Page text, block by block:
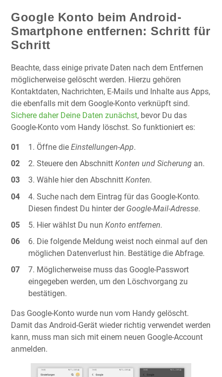
Google Konto beim Android-
Smartphone entfernen: Schritt für
Schritt
Beachte, dass einige private Daten nach dem Entfernen
möglicherweise gelöscht werden. Hierzu gehören
Kontaktdaten, Nachrichten, E-Mails und Inhalte aus Apps,
die ebenfalls mit dem Google-Konto verknüpft sind.
Sichere daher Deine Daten zunächst, bevor Du das
Google-Konto vom Handy löschst. So funktioniert es:
Öffne dieEinstellungen-App.
Steuere den AbschnittKonten und Sicherung an.
Wähle hier den AbschnittKonten.
Suche nach dem Eintrag für das Google-Konto.
Diesen findest Du hinter der Google-Mail-Adresse.
Hier wählst Du nunKonto entfernen.
Die folgende Meldung weist noch einmal auf den
möglichen Datenverlust hin. Bestätige die Abfrage.
Möglicherweise muss das Google-Passwort
eingegeben werden, um den Löschvorgang zu
bestätigen.
Das Google-Konto wurde nun vom Handy gelöscht.
Damit das Android-Gerät wieder richtig verwendet werden
kann, muss man sich mit einem neuen Google-Account
anmelden.